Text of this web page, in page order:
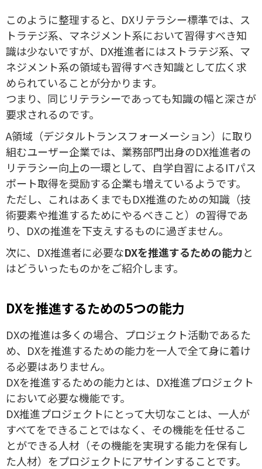
このように整理すると、DXリテラシー標準では、ス
トラテジ系、マネジメント系において習得すべき知
識は少ないですが、DX推進者にはストラテジ系、マ
ネジメント系の領域も習得すべき知識として広く求
められていることが分かります。
つまり、同じリテラシーであっても知識の幅と深さが
要求されるのです。
A領域（デジタルトランスフォーメーション）に取り
組むユーザー企業では、業務部門出身のDX推進者の
リテラシー向上の一環として、自学自習によるITパス
ポート取得を奨励する企業も増えているようです。
ただし、これはあくまでもDX推進のための知識（技
術要素や推進するためにやるべきこと）の習得であ
り、DXの推進を下支えするものに過ぎません。
次に、DX推進者に必要なDXを推進するための能力と
はどういったものかをご紹介します。
DXを推進するための5つの能力
DXの推進は多くの場合、プロジェクト活動であるた
め、DXを推進するための能力を一人で全て身に着け
る必要はありません。
DXを推進するための能力とは、DX推進プロジェクト
において必要な機能です。
DX推進プロジェクトにとって大切なことは、一人が
すべてをできることではなく、その機能を任せるこ
とができる人材（その機能を実現する能力を保有し
た人材）をプロジェクトにアサインすることです。